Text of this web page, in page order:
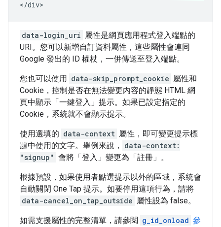
data-login_uri 屬性是網頁應用程式登入端點的
URI。您可以新增自訂資料屬性，這些屬性會連同
Google 發出的 ID 權杖，一併傳送至登入端點。
您也可以使用 data-skip_prompt_cookie 屬性和
Cookie，控制是否在無法變更內容的靜態 HTML 網
頁中顯示「一鍵登入」提示。如果已設定指定的
Cookie，系統就不會顯示提示。
使用選填的 data-context 屬性，即可變更提示標
題中使用的文字。舉例來說，
data-context:
"signup" 會將「登入」變更為「註冊」。
根據預設，如果使用者點選提示以外的區域，系統會
自動關閉 One Tap 提示。如要停用這項行為，請將
data-cancel_on_tap_outside 屬性設為 false。
如需支援屬性的完整清單，請參閱 g_id_onload 參